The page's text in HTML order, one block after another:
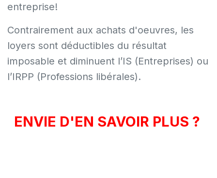
entreprise!
Contrairement aux achats d'oeuvres, les
loyers sont déductibles du résultat
imposable et diminuent l’IS (Entreprises) ou
l’IRPP (Professions libérales).
ENVIE D'EN SAVOIR PLUS ?